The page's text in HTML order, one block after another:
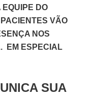
DO
VÃO
NOS
EM ESPECIAL
SUA